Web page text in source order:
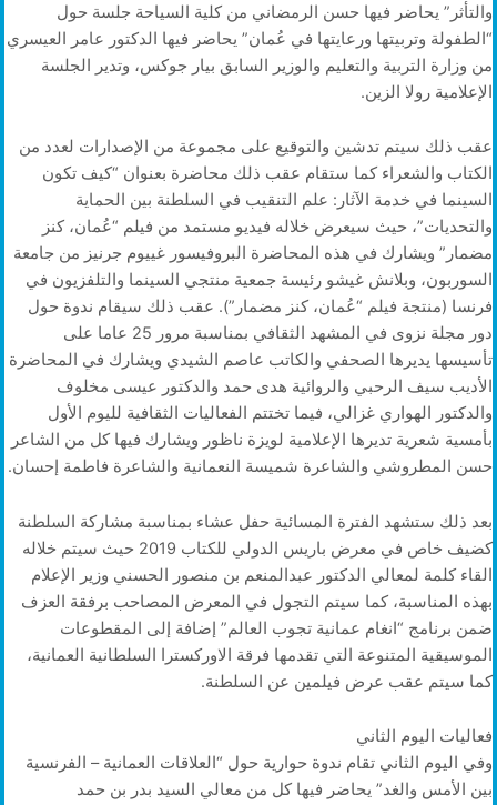
والتأثر” يحاضر فيها حسن الرمضاني من كلية السياحة جلسة حول
“الطفولة وتربيتها ورعايتها في عُمان” يحاضر فيها الدكتور عامر العيسري
من وزارة التربية والتعليم والوزير السابق بيار جوكس، وتدير الجلسة
الإعلامية رولا الزين.
عقب ذلك سيتم تدشين والتوقيع على مجموعة من الإصدارات لعدد من
الكتاب والشعراء كما ستقام عقب ذلك محاضرة بعنوان “كيف تكون
السينما في خدمة الآثار: علم التنقيب في السلطنة بين الحماية
والتحديات”، حيث سيعرض خلاله فيديو مستمد من فيلم “عُمان، كنز
مضمار” ويشارك في هذه المحاضرة البروفيسور غييوم جرنيز من جامعة
السوربون، وبلانش غيشو رئيسة جمعية منتجي السينما والتلفزيون في
فرنسا (منتجة فيلم “عُمان، كنز مضمار”). عقب ذلك سيقام ندوة حول
دور مجلة نزوى في المشهد الثقافي بمناسبة مرور 25 عاما على
تأسيسها يديرها الصحفي والكاتب عاصم الشيدي ويشارك في المحاضرة
الأديب سيف الرحبي والروائية هدى حمد والدكتور عيسى مخلوف
والدكتور الهواري غزالي، فيما تختتم الفعاليات الثقافية لليوم الأول
بأمسية شعرية تديرها الإعلامية لويزة ناظور ويشارك فيها كل من الشاعر
حسن المطروشي والشاعرة شميسة النعمانية والشاعرة فاطمة إحسان.
بعد ذلك ستشهد الفترة المسائية حفل عشاء بمناسبة مشاركة السلطنة
كضيف خاص في معرض باريس الدولي للكتاب 2019 حيث سيتم خلاله
القاء كلمة لمعالي الدكتور عبدالمنعم بن منصور الحسني وزير الإعلام
بهذه المناسبة، كما سيتم التجول في المعرض المصاحب برفقة العزف
ضمن برنامج “انغام عمانية تجوب العالم” إضافة إلى المقطوعات
الموسيقية المتنوعة التي تقدمها فرقة الاوركسترا السلطانية العمانية،
كما سيتم عقب عرض فيلمين عن السلطنة.
فعاليات اليوم الثاني
وفي اليوم الثاني تقام ندوة حوارية حول “العلاقات العمانية – الفرنسية
بين الأمس والغد” يحاضر فيها كل من معالي السيد بدر بن حمد